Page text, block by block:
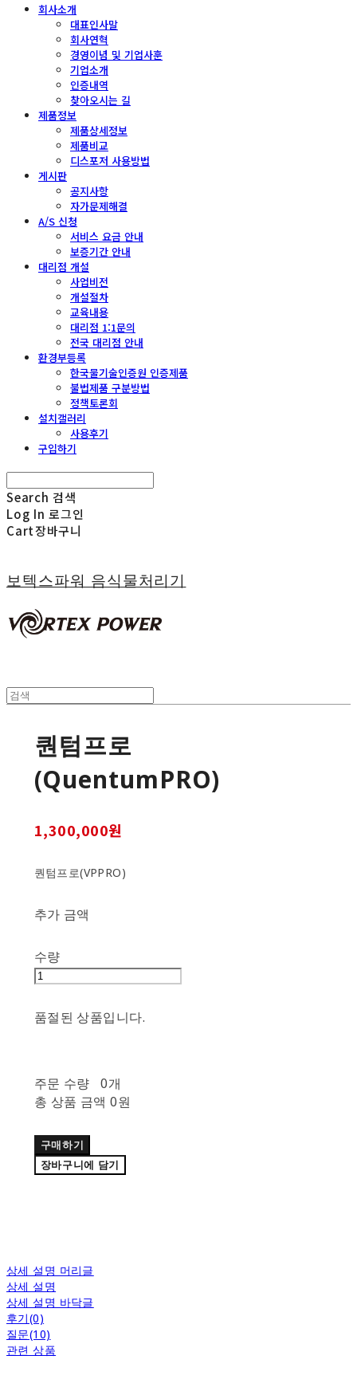
회사소개
대표인사말
회사연혁
경영이념 및 기업사훈
기업소개
인증내역
찾아오시는 길
제품정보
제품상세정보
제품비교
디스포저 사용방법
게시판
공지사항
자가문제해결
A/S 신청
서비스 요금 안내
보증기간 안내
대리점 개설
사업비전
개설절차
교육내용
대리점 1:1문의
전국 대리점 안내
환경부등록
한국물기술인증원 인증제품
불법제품 구분방법
정책토론회
설치갤러리
사용후기
구입하기
Search 검색
Log In 로그인
Cart장바구니
보텍스파워 음식물처리기
퀀텀프로
(QuentumPRO)
1,300,000원
퀀텀프로(VPPRO)
추가 금액
수량
품절된 상품입니다.
주문 수량
0개
총 상품 금액 0원
구매하기
장바구니에 담기
상세 설명 머리글
상세 설명
상세 설명 바닥글
후기(0)
질문(10)
관련 상품